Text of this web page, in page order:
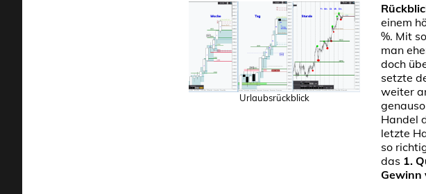
Urlaubsrückblick
einem
%. Mit
man
doch
setzte
weiter
Handel
letzte
so
das 1.
Gewinn